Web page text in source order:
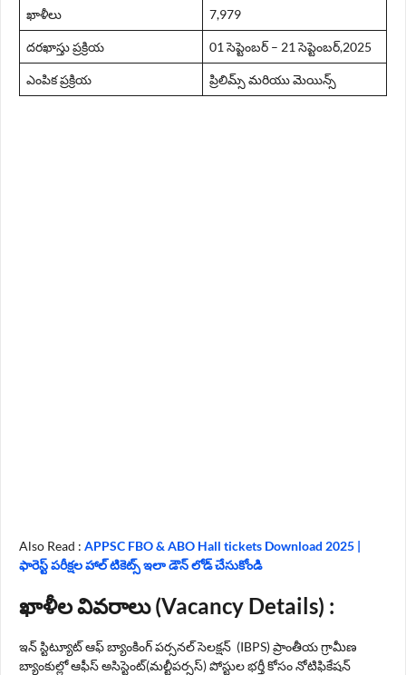
ఖాళీలు 7,979
దరఖాస్తు ప్రక్రియ 01 సెప్టెంబర్ – 21 సెప్టెంబర్,2025
ఎంపిక ప్రక్రియ ప్రిలిమ్స్ మరియు మెయిన్స్
Also Read : APPSC FBO & ABO Hall tickets Download 2025 |
ఫారెస్ట్ పరీక్షల హాల్ టికెట్స్ ఇలా డౌన్ లోడ్ చేసుకోండి
ఖాళీల వివరాలు (Vacancy Details) :
ఇన్ స్టిట్యూట్ ఆఫ్ బ్యాంకింగ్ పర్సనల్ సెలక్షన్ (IBPS) ప్రాంతీయ గ్రామీణ
బ్యాంకుల్లో ఆఫీస్ అసిస్టెంట్(మల్టీపర్సస్) పోస్టుల భర్తీ కోసం నోటిఫికేషన్